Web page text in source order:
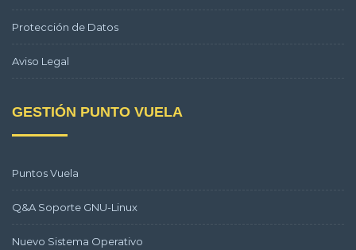
Protección de Datos
Aviso Legal
GESTIÓN PUNTO VUELA
Puntos Vuela
Q&A Soporte GNU-Linux
Nuevo Sistema Operativo